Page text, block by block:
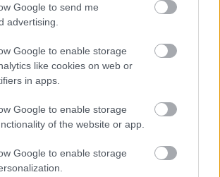
Google to send me
advertising.
Google to enable storage
like cookies on web or
in apps.
Google to enable storage
of the website or app.
Google to enable storage
számára a németek elleni döntetlen
albánok elleni hazai vb-selejtezőt
elfelejtené. Marco Rossi nem igazán
utódját, az egyik lehetséges jelölt
a másik meg túl keveset fut. Volt
Premier League-ből is, de maradt a
is. A csakfoci.hu interjúja a
Elolvasom